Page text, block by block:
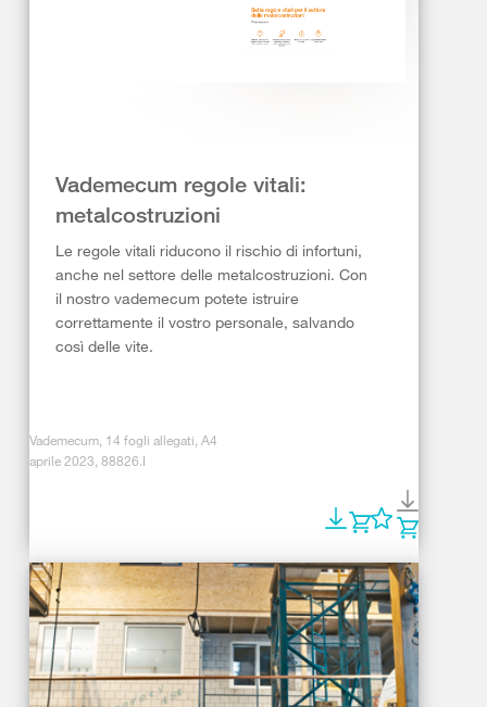
Vademecum regole vitali:
metalcostruzioni
Le regole vitali riducono il rischio di infortuni,
anche nel settore delle metalcostruzioni. Con
il nostro vademecum potete istruire
correttamente il vostro personale, salvando
così delle vite.
Vademecum, 14 fogli allegati, A4
aprile 2023, 88826.I